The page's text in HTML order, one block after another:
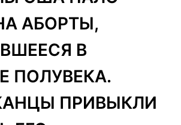
АБОРТЫ,
В
ПОЛУВЕКА.
ПРИВЫКЛИ